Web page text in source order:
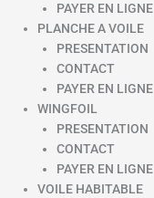
PAYER EN LIGNE
PLANCHE A VOILE
PRESENTATION
CONTACT
PAYER EN LIGNE
WINGFOIL
PRESENTATION
CONTACT
PAYER EN LIGNE
VOILE HABITABLE